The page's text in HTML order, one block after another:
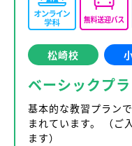
松崎校
ベーシックプ
基本的な教習プラン
まれています。 （ご
ます）